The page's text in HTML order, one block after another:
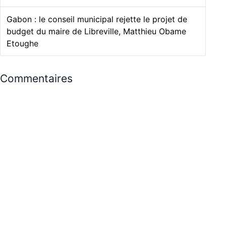
Gabon : le conseil municipal rejette le projet de
budget du maire de Libreville, Matthieu Obame
Etoughe
Commentaires